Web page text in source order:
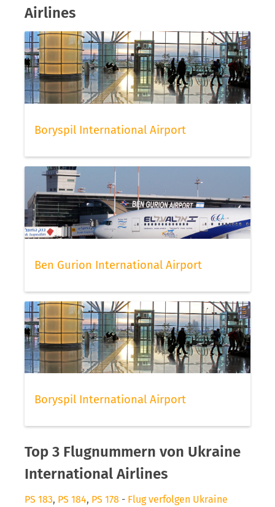
Airlines
Boryspil International Airport
Ben Gurion International Airport
Boryspil International Airport
Top 3 Flugnummern von Ukraine
International Airlines
PS 183, PS 184, PS 178 - Flug verfolgen Ukraine